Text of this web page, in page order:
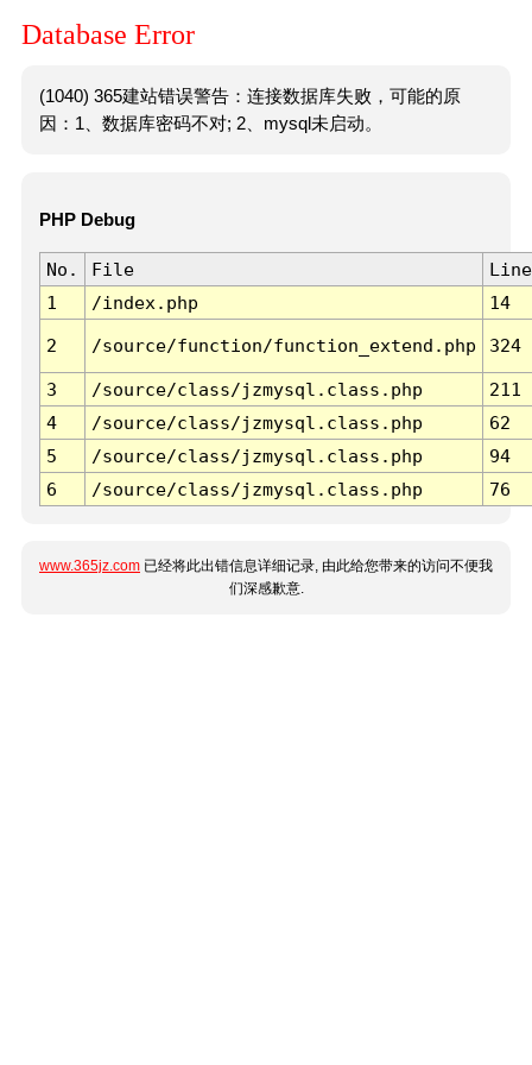
Database Error
(1040) 365建站错误警告：连接数据库失败，可能的原
因：1、数据库密码不对; 2、mysql未启动。
PHP Debug
No. File
Line
1
/index.php 14
2 /source/function/function_extend.php 324
3 /source/class/jzmysql.class.php
211
4
/source/class/jzmysql.class.php
62
5
/source/class/jzmysql.class.php
94
6
/source/class/jzmysql.class.php 76
www.365jz.com 已经将此出错信息详细记录, 由此给您带来的访问不便我
们深感歉意.